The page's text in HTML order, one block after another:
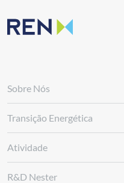
Sobre Nós
Transição Energética
Atividade
R&D Nester